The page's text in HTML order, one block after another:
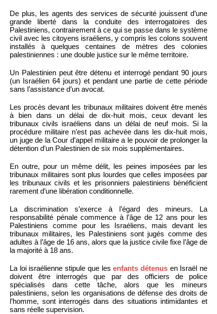
De plus, les agents des services de sécurité jouissent d’une
grande liberté dans la conduite des interrogatoires des
Palestiniens, contrairement à ce qui se passe dans le système
civil avec les citoyens israéliens, y compris les colons souvent
installés à quelques centaines de mètres des colonies
palestiniennes : une double justice sur le même territoire.
Un Palestinien peut être détenu et interrogé pendant 90 jours
(un Israélien 64 jours) et pendant une partie de cette période
sans l’assistance d’un avocat.
Les procès devant les tribunaux militaires doivent être menés
à bien dans un délai de dix-huit mois, ceux devant les
tribunaux civils israéliens dans un délai de neuf mois. Si la
procédure militaire n’est pas achevée dans les dix-huit mois,
un juge de la Cour d’appel militaire a le pouvoir de prolonger la
détention d’un Palestinien de six mois supplémentaires.
En outre, pour un même délit, les peines imposées par les
tribunaux militaires sont plus lourdes que celles imposées par
les tribunaux civils et les prisonniers palestiniens bénéficient
rarement d’une libération conditionnelle.
La discrimination s’exerce à l’égard des mineurs. La
responsabilité pénale commence à l’âge de 12 ans pour les
Palestiniens comme pour les Israéliens, mais devant les
tribunaux militaires, les Palestiniens sont jugés comme des
adultes à l’âge de 16 ans, alors que la justice civile fixe l’âge de
la majorité à 18 ans.
La loi israélienne stipule que lesenfants détenusen Israël ne
doivent être interrogés que par des officiers de police
spécialisés dans cette tâche, alors que les mineurs
palestiniens, selon les organisations de défense des droits de
l’homme, sont interrogés dans des situations intimidantes et
sans réelle supervision.